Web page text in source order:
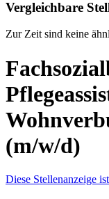
Vergleichbare
Zur Zeit sind keine
(m/w/d)
Diese Stellenanzeige